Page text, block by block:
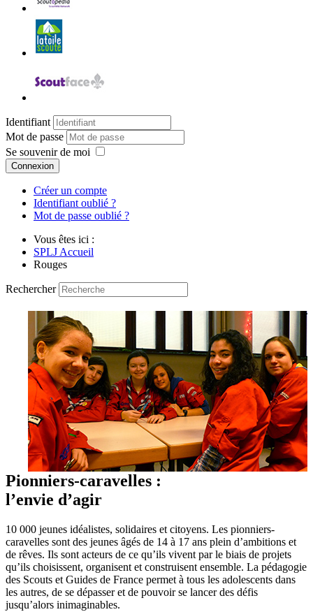
Identifiant
Mot de passe
Se souvenir de moi
Connexion
Créer un compte
Identifiant oublié ?
Mot de passe oublié ?
Vous êtes ici :
SPLJ Accueil
Rouges
Rechercher
Pionniers-caravelles :
l’envie d’agir
10 000 jeunes idéalistes, solidaires et citoyens. Les pionniers-
caravelles sont des jeunes âgés de 14 à 17 ans plein d’ambitions et
de rêves. Ils sont acteurs de ce qu’ils vivent par le biais de projets
qu’ils choisissent, organisent et construisent ensemble. La pédagogie
des Scouts et Guides de France permet à tous les adolescents dans
les autres, de se dépasser et de pouvoir se lancer des défis
jusqu’alors inimaginables.